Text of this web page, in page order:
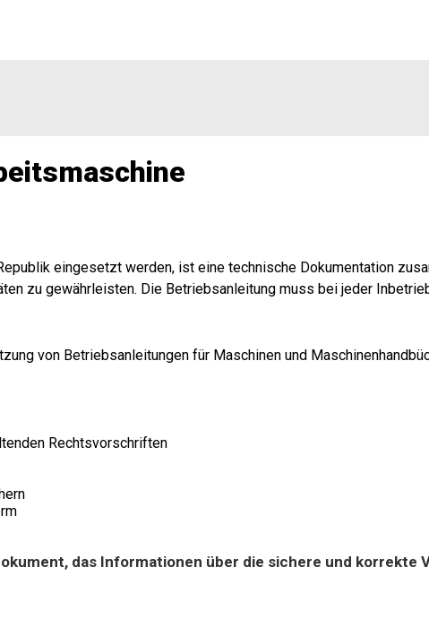
eingesetzt werden, ist eine technische Dokumentation
zu gewährleisten. Die Betriebsanleitung muss bei jeder
von Betriebsanleitungen für Maschinen und
Rechtsvorschriften
das Informationen über die sichere und korrekte